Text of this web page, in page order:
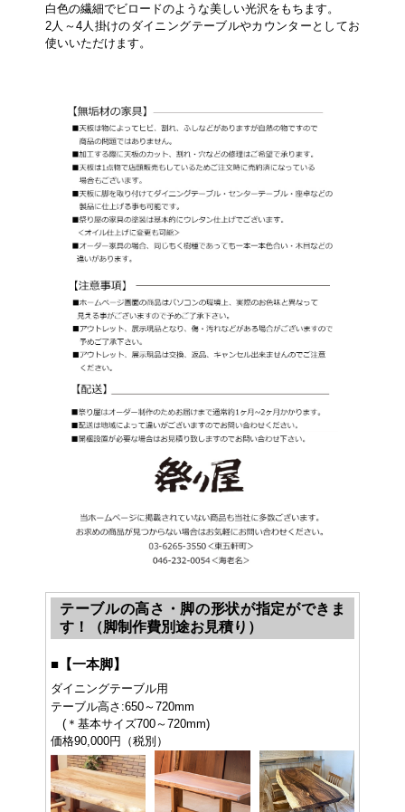
白色の繊細でビロードのような美しい光沢をもちます。
2人～4人掛けのダイニングテーブルやカウンターとしてお
使いいただけます。
テーブルの高さ・脚の形状が指定ができま
す！（脚制作費別途お見積り）
■ 【一本脚】
ダイニングテーブル用
テーブル高さ:650～720mm
(＊基本サイズ700～720mm)
価格90,000円（税別）